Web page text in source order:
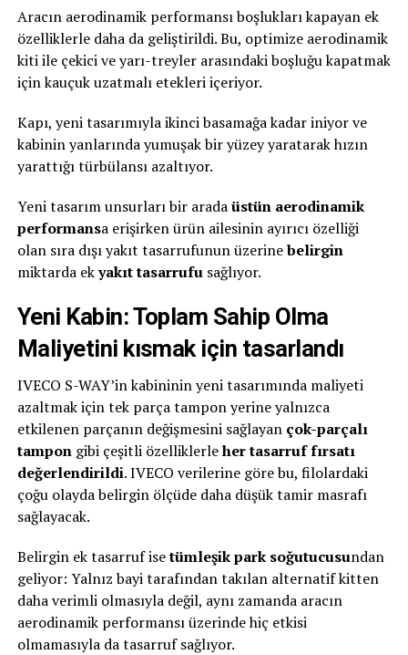
Aracın aerodinamik performansı boşlukları kapayan ek
özelliklerle daha da geliştirildi. Bu, optimize aerodinamik
kiti ile çekici ve yarı-treyler arasındaki boşluğu kapatmak
için kauçuk uzatmalı etekleri içeriyor.
Kapı, yeni tasarımıyla ikinci basamağa kadar iniyor ve
kabinin yanlarında yumuşak bir yüzey yaratarak hızın
yarattığı türbülansı azaltıyor.
Yeni tasarım unsurları bir aradaüstün aerodinamik
performansa erişirken ürün ailesinin ayırıcı özelliği
olan sıra dışı yakıt tasarrufunun üzerinebelirgin
miktarda ekyakıt tasarrufusağlıyor.
Yeni Kabin: Toplam Sahip Olma
Maliyetini kısmak için tasarlandı
IVECO S-WAY’in kabininin yeni tasarımında maliyeti
azaltmak için tek parça tampon yerine yalnızca
etkilenen parçanın değişmesini sağlayan çok-parçalı
tampongibi çeşitli özelliklerleher tasarruf fırsatı
değerlendirildi. IVECO verilerine göre bu, filolardaki
çoğu olayda belirgin ölçüde daha düşük tamir masrafı
sağlayacak.
Belirgin ek tasarruf isetümleşik park soğutucusundan
geliyor: Yalnız bayi tarafından takılan alternatif kitten
daha verimli olmasıyla değil, aynı zamanda aracın
aerodinamik performansı üzerinde hiç etkisi
olmamasıyla da tasarruf sağlıyor.